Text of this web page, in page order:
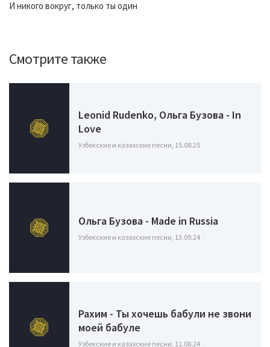
И никого вокруг, только ты один
Смотрите также
Leonid Rudenko, Ольга Бузова - In
Love
Узбекские и казахские песни, 15.08.25
Ольга Бузова - Made in Russia
Узбекские и казахские песни, 13.09.24
Рахим - Ты хочешь бабули не звони
моей бабуле
Узбекские и казахские песни, 11.08.24